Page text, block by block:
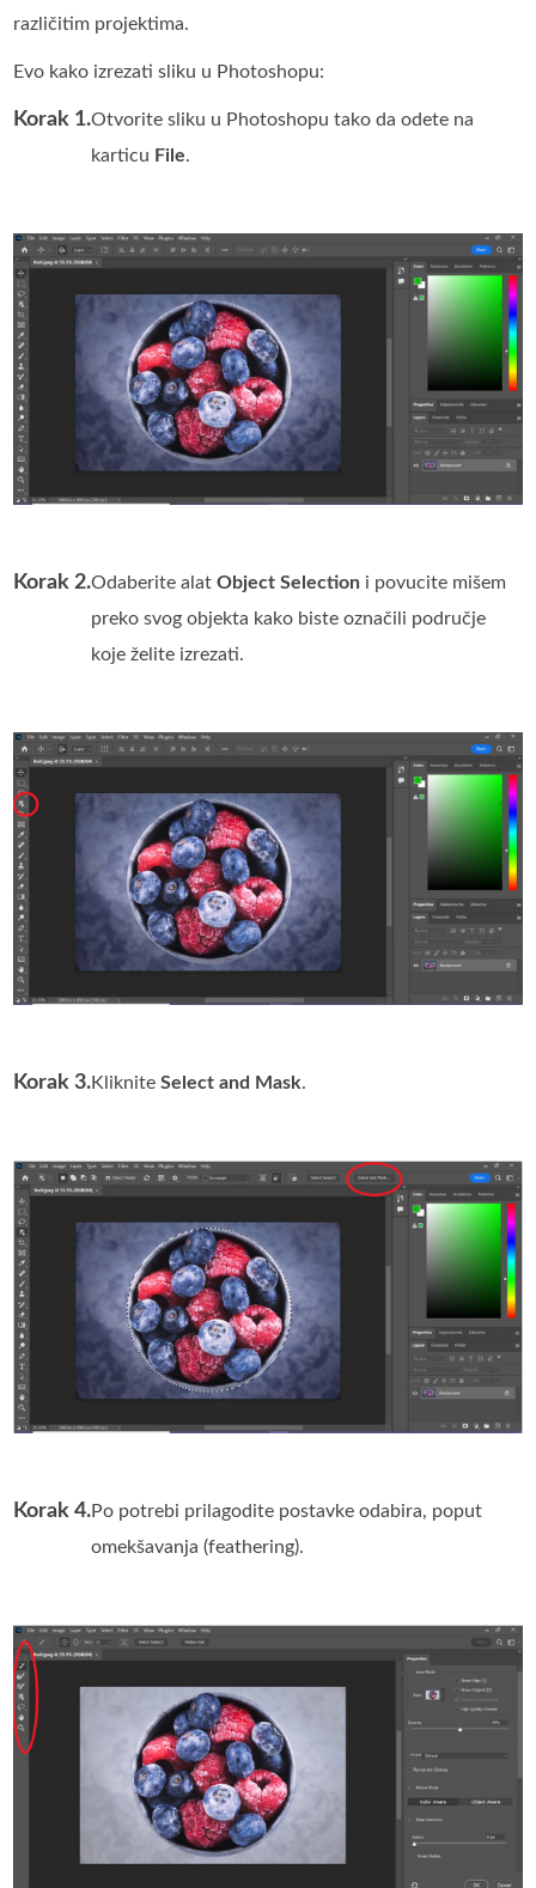
različitim projektima.
Evo kako izrezati sliku u Photoshopu:
Korak 1.Otvorite sliku u Photoshopu tako da odete na
karticu File.
Korak 2.Odaberite alatObject Selection i povucite mišem
preko svog objekta kako biste označili područje
koje želite izrezati.
Korak 3.KlikniteSelect and Mask.
Korak 4.Po potrebi prilagodite postavke odabira, poput
omekšavanja (feathering).